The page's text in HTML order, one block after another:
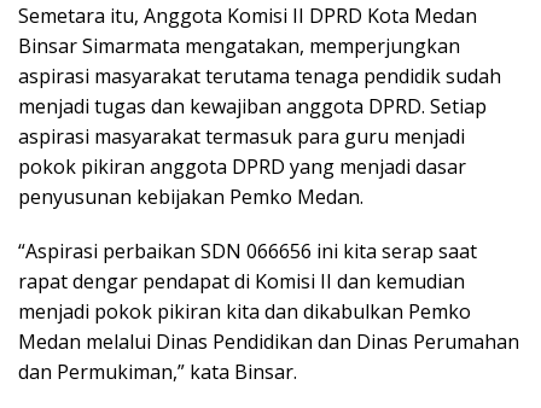
Semetara itu, Anggota Komisi II DPRD Kota Medan
Binsar Simarmata mengatakan, memperjungkan
aspirasi masyarakat terutama tenaga pendidik sudah
menjadi tugas dan kewajiban anggota DPRD. Setiap
aspirasi masyarakat termasuk para guru menjadi
pokok pikiran anggota DPRD yang menjadi dasar
penyusunan kebijakan Pemko Medan.
“Aspirasi perbaikan SDN 066656 ini kita serap saat
rapat dengar pendapat di Komisi II dan kemudian
menjadi pokok pikiran kita dan dikabulkan Pemko
Medan melalui Dinas Pendidikan dan Dinas Perumahan
dan Permukiman,” kata Binsar.